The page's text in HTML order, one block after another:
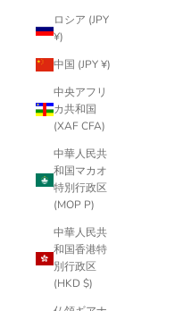
ロシア (JPY
¥)
中国 (JPY ¥)
中央アフリ
カ共和国
(XAF CFA)
中華人民共
和国マカオ
特別行政区
(MOP P)
中華人民共
和国香港特
別行政区
(HKD $)